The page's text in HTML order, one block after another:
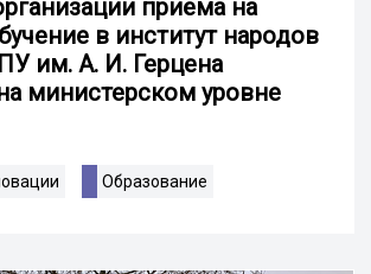
приёма на
в институт народов
им. А. И. Герцена
министерском уровне
Образование